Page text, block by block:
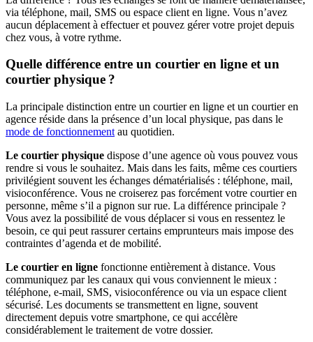
via téléphone, mail, SMS ou espace client en ligne. Vous n’avez
aucun déplacement à effectuer et pouvez gérer votre projet depuis
chez vous, à votre rythme.
Quelle différence entre un courtier en ligne et un
courtier physique ?
La principale distinction entre un courtier en ligne et un courtier en
agence réside dans la présence d’un local physique, pas dans le
mode de fonctionnement au quotidien.
Le courtier physique dispose d’une agence où vous pouvez vous
rendre si vous le souhaitez. Mais dans les faits, même ces courtiers
privilégient souvent les échanges dématérialisés : téléphone, mail,
visioconférence. Vous ne croiserez pas forcément votre courtier en
personne, même s’il a pignon sur rue. La différence principale ?
Vous avez la possibilité de vous déplacer si vous en ressentez le
besoin, ce qui peut rassurer certains emprunteurs mais impose des
contraintes d’agenda et de mobilité.
Le courtier en ligne fonctionne entièrement à distance. Vous
communiquez par les canaux qui vous conviennent le mieux :
téléphone, e-mail, SMS, visioconférence ou via un espace client
sécurisé. Les documents se transmettent en ligne, souvent
directement depuis votre smartphone, ce qui accélère
considérablement le traitement de votre dossier.